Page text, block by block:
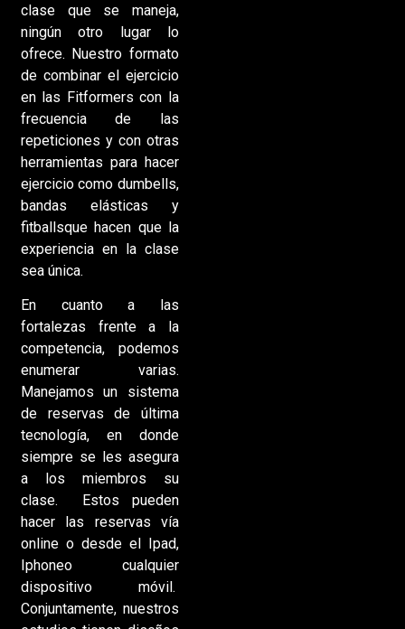
clase que se maneja,
ningún otro lugar lo
ofrece. Nuestro formato
de combinar el ejercicio
en las Fitformers con la
frecuencia de las
repeticiones y con otras
herramientas para hacer
ejercicio como dumbells,
bandas elásticas y
fitballsque hacen que la
experiencia en la clase
sea única.
En cuanto a las
fortalezas frente a la
competencia, podemos
enumerar varias.
Manejamos un sistema
de reservas de última
tecnología, en donde
siempre se les asegura
a los miembros su
clase. Estos pueden
hacer las reservas vía
online o desde el Ipad,
Iphoneo cualquier
dispositivo móvil.
Conjuntamente, nuestros